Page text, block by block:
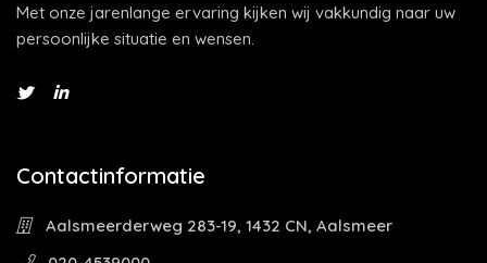
Met onze jarenlange ervaring kijken wij vakkundig naar uw
persoonlijke situatie en wensen.
Contactinformatie
Aalsmeerderweg 283-19, 1432 CN, Aalsmeer